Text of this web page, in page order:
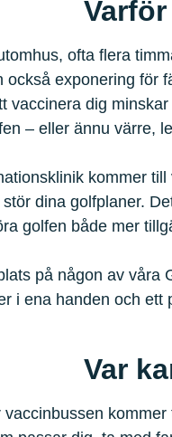
ofta flera
också exponering för
vaccinera dig
– eller ännu värre,
kommer
dina golfplaner.
golfen både mer
på någon av våra
i ena handen och ett
Var